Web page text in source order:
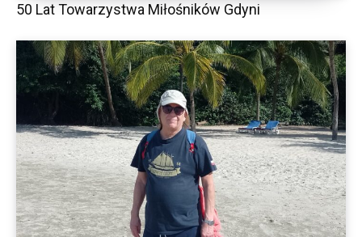
50 Lat Towarzystwa Miłośników Gdyni